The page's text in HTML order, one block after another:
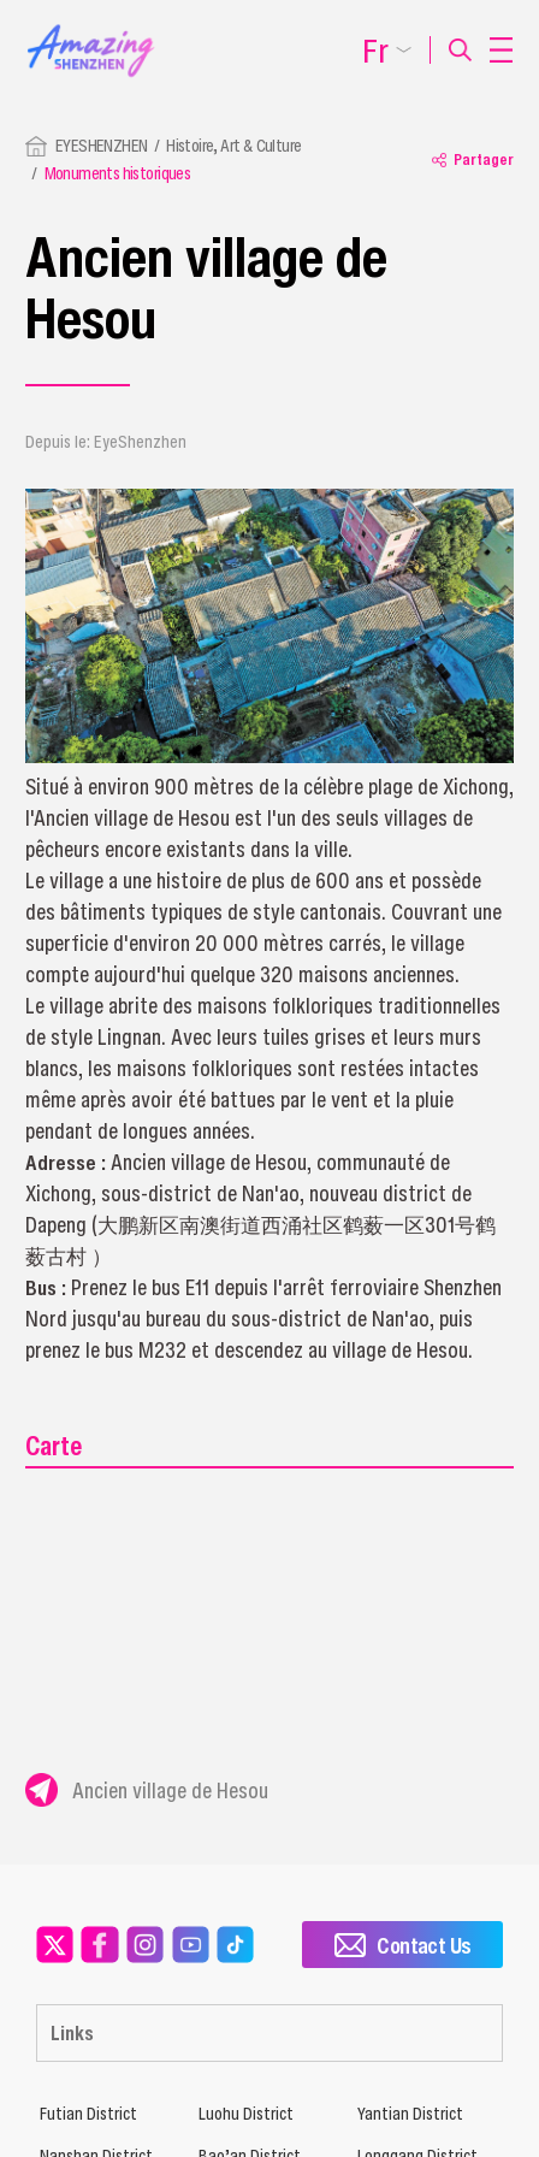
EYESHENZHEN
Histoire, Art & Culture
Monuments historiques
Partager
Ancien village de
Hesou
Depuis le: EyeShenzhen
Situé à environ 900 mètres de la célèbre plage de Xichong,
l'Ancien village de Hesou est l'un des seuls villages de
pêcheurs encore existants dans la ville.
Le village a une histoire de plus de 600 ans et possède
des bâtiments typiques de style cantonais. Couvrant une
superficie d'environ 20 000 mètres carrés, le village
compte aujourd'hui quelque 320 maisons anciennes.
Le village abrite des maisons folkloriques traditionnelles
de style Lingnan. Avec leurs tuiles grises et leurs murs
blancs, les maisons folkloriques sont restées intactes
même après avoir été battues par le vent et la pluie
pendant de longues années.
Adresse : Ancien village de Hesou, communauté de
Xichong, sous-district de Nan'ao, nouveau district de
Dapeng (大鹏新区南澳街道西涌社区鹤薮一区301号鹤
薮古村 ）
Bus : Prenez le bus E11 depuis l'arrêt ferroviaire Shenzhen
Nord jusqu'au bureau du sous-district de Nan'ao, puis
prenez le bus M232 et descendez au village de Hesou.
Carte
Ancien village de Hesou
Fr
Links
Contact Us
Futian District Luohu District
Yantian District